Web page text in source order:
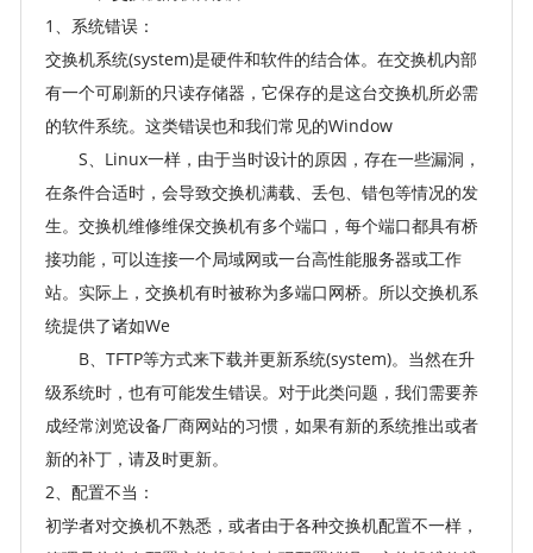
1、系统错误：
交换机系统(system)是硬件和软件的结合体。在交换机内部
有一个可刷新的只读存储器，它保存的是这台交换机所必需
的软件系统。这类错误也和我们常见的Window
S、Linux一样，由于当时设计的原因，存在一些漏洞，
在条件合适时，会导致交换机满载、丢包、错包等情况的发
生。交换机维修维保交换机有多个端口，每个端口都具有桥
接功能，可以连接一个局域网或一台高性能服务器或工作
站。实际上，交换机有时被称为多端口网桥。所以交换机系
统提供了诸如We
B、TFTP等方式来下载并更新系统(system)。当然在升
级系统时，也有可能发生错误。对于此类问题，我们需要养
成经常浏览设备厂商网站的习惯，如果有新的系统推出或者
新的补丁，请及时更新。
2、配置不当：
初学者对交换机不熟悉，或者由于各种交换机配置不一样，